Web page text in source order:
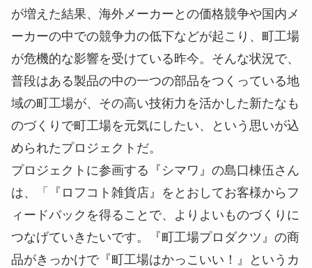
が増えた結果、海外メーカーとの価格競争や国内メ
ーカーの中での競争力の低下などが起こり、町工場
が危機的な影響を受けている昨今。そんな状況で、
普段はある製品の中の一つの部品をつくっている地
域の町工場が、その高い技術力を活かした新たなも
のづくりで町工場を元気にしたい、という思いが込
められたプロジェクトだ。
プロジェクトに参画する『シマワ』の島口棟伍さん
は、「『ロフコト雑貨店』をとおしてお客様からフ
ィードバックを得ることで、よりよいものづくりに
つなげていきたいです。『町工場プロダクツ』の商
品がきっかけで『町工場はかっこいい！』というカ